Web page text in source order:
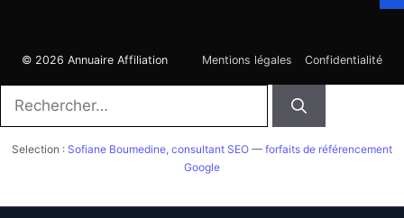
© 2026 Annuaire Affiliation Mentions légales Confidentialité
Rechercher :
Selection : Sofiane Boumedine, consultant SEO — forfaits de référencement
Google